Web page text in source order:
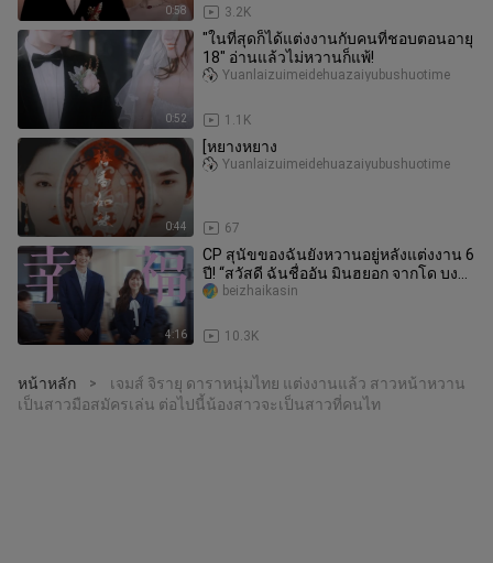
0:58 3.2K
0:52
"ในที่สุดก็ได้แต่งงานกับคนที่ชอบตอนอายุ
18" อ่านแล้วไม่หวานก็แพ้!
1.1K
Yuanlaizuimeidehuazaiyubushuotime
0:44
[หยางหยาง
67
Yuanlaizuimeidehuazaiyubushuotime
4:16
CP สุนัขของฉันยังหวานอยู่หลังแต่งงาน 6
ปี! “สวัสดี ฉันชื่ออัน มินฮยอก จากโด บง
ซุน” พัคฮยองซิกและพัคโ
10.3K
beizhaikasin
หน้าหลัก >
เจมส์ จิรายุ ดาราหนุ่มไทย แต่งงานแล้ว สาวหน้าหวาน
เป็นสาวมือสมัครเล่น ต่อไปนี้น้องสาวจะเป็นสาวที่คนไท